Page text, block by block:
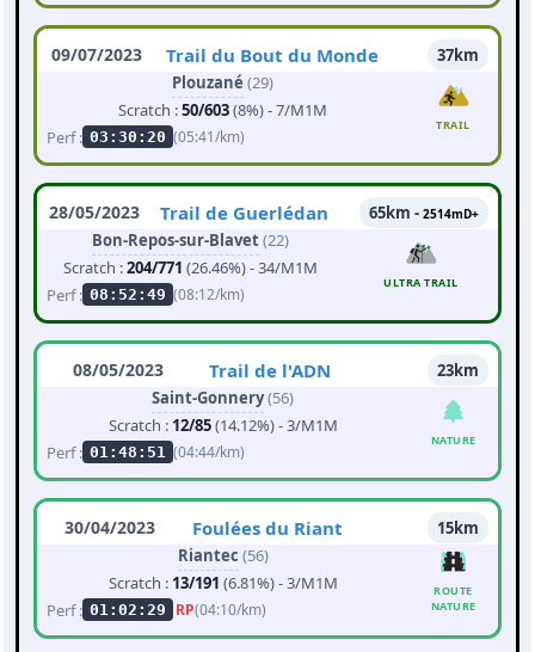
09/07/2023 Trail du Bout du Monde
37km
Plouzané (29)
Scratch :50/603(8%) - 7/M1M
Perf : 03:30:20 (05:41/km)
TRAIL
28/05/2023 Trail de Guerlédan 65km - 2514mD+
Bon-Repos-sur-Blavet(22)
Scratch :204/771 (26.46%) - 34/M1M
Perf : 08:52:49 (08:12/km)
ULTRA TRAIL
08/05/2023 Trail de l'ADN
23km
Saint-Gonnery(56)
Scratch : 12/85(14.12%) - 3/M1M
Perf : 01:48:51 (04:44/km)
NATURE
30/04/2023 Foulées du Riant
15km
Riantec (56)
Scratch : 13/191 (6.81%) - 3/M1M
Perf : 01:02:29 RP(04:10/km)
ROUTE
NATURE